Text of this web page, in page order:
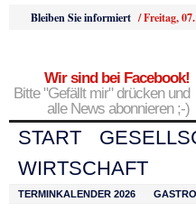
Bleiben Sie informiert /Freitag,
Wir sind bei Facebook!
Bitte "Gefällt mir" drücken und
alle News abonnieren ;-)
START
WIRTSCHAFT
TERMINKALENDER 2026